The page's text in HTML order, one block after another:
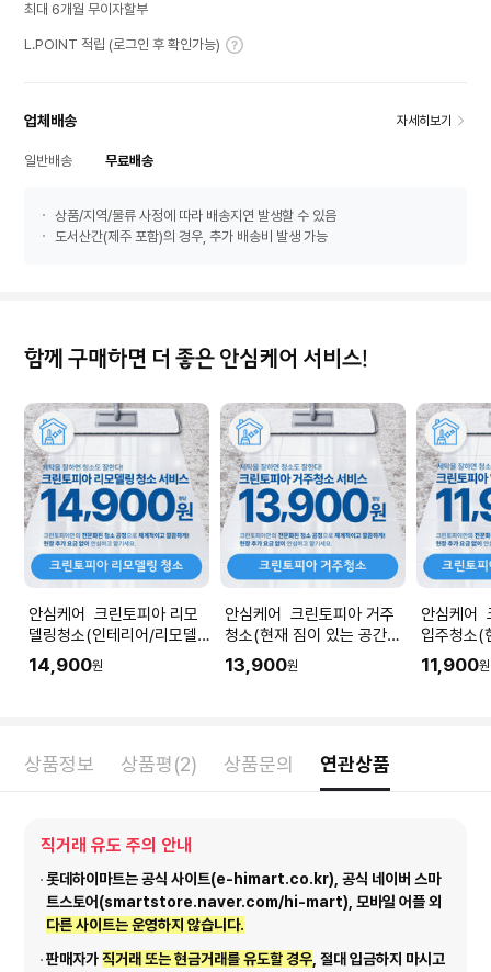
최대 6개월 무이자할부
L.POINT 적립 (로그인 후 확인가능)
업체배송 자세히보기
일반배송 무료배송
상품/지역/물류 사정에 따라 배송지연 발생할 수 있음
도서산간(제주 포함)의 경우, 추가 배송비 발생 가능
함께 구매하면 더 좋은 안심케어 서비스!
안심케어 크린토피아 리모
델링청소(인테리어/리모델
링 공사 직후) I 공간 평수에
맞춰 수량을 입력해주세요.
14,900원
안심케어 크린토피아 거주
청소(현재 짐이 있는 공간청
소) I 공간 평수에 맞춰 수량
을 입력해주세요.
13,900원
안심케어
입주청소(
청소) I 공
량을 입력
11,900원
상품정보 상품평(2) 상품문의 연관상품
직거래 유도 주의 안내
롯데하이마트는 공식 사이트(e-himart.co.kr), 공식 네이버 스마
트스토어(smartstore.naver.com/hi-mart), 모바일 어플 외
다른 사이트는 운영하지 않습니다.
판매자가직거래 또는 현금거래를 유도할 경우, 절대 입금하지 마시고